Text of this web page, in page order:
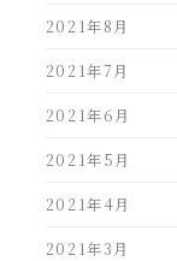
2021年8月
2021年7月
2021年6月
2021年5月
2021年4月
2021年3月